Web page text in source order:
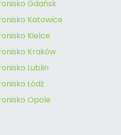
Gdańsk
Katowice
Kielce
Kraków
Lublin
Łódź
Opole